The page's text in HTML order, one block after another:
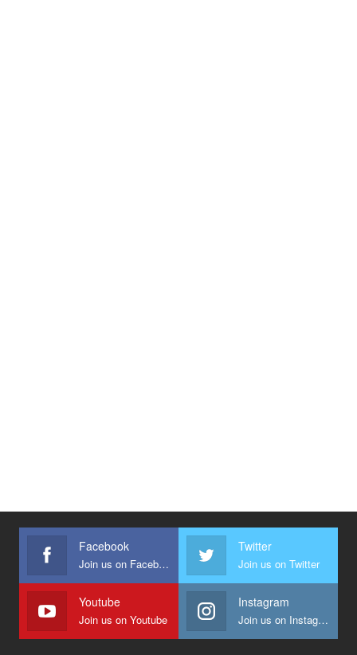
Facebook
Join us on Facebook
Twitter
Join us on Twitter
Youtube
Join us on Youtube
Instagram
Join us on Instagram